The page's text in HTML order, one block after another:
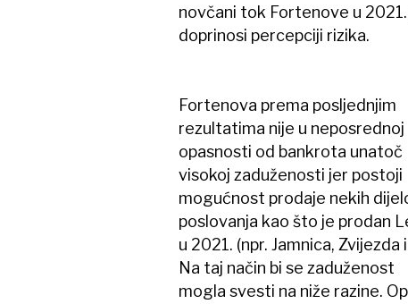
novčani tok Fortenove u
doprinosi percepciji rizika.
Fortenova prema posljednjim
rezultatima nije u neposrednoj
opasnosti od bankrota unatoč
visokoj zaduženosti jer postoji
mogućnost prodaje nekih
poslovanja kao što je prodan
u 2021. (npr. Jamnica, Zvijezda i
Na taj način bi se zaduženost
mogla svesti na niže razine.